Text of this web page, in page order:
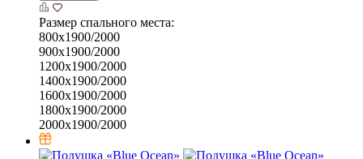
Размер спального места:
800х1900/2000
900х1900/2000
1200х1900/2000
1400х1900/2000
1600х1900/2000
1800х1900/2000
2000х1900/2000